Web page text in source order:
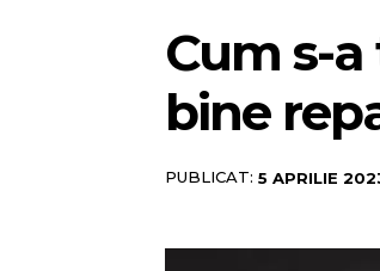
Cum s-
bine
PUBLICAT: 5 APRILIE